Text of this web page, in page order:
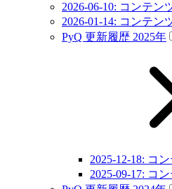
2026-06-10: コンテン
2026-01-14: コンテン
PyQ 更新履歴 2025年
2025-12-18: コ
2025-09-17: コ